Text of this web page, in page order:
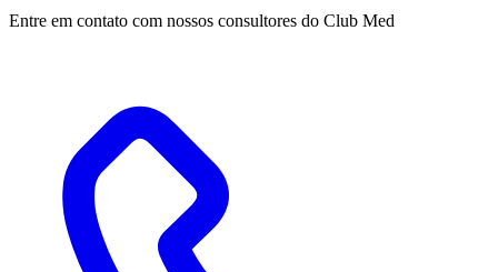
Entre em contato com nossos consultores do Club Med